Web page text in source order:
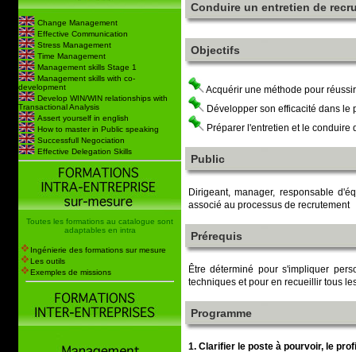
Change Management
Effective Communication
Stress Management
Time Management
Management skills Stage 1
Management skills with co-
development
Develop WIN/WIN relationships with
Transactional Analysis
Assert yourself in english
How to master in Public speaking
Successfull Negociation
Effective Delegation Skills
Toutes les formations au catalogue sont
adaptables en intra
Ingénierie des formations sur mesure
Les outils
Exemples de missions
Conduire un entretien de
Objectifs
Acquérir une méthode pour
Développer son efficacité dans
Préparer l'entretien et le conduire
Public
Dirigeant, manager, responsable
associé au processus de recrutement
Prérequis
Être déterminé pour s'impliquer
techniques et pour en recueillir tous
Programme
1. Clarifier le poste à pourvoir, le